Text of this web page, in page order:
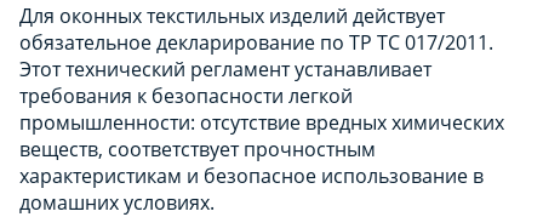
Для оконных текстильных изделий действует
обязательное декларирование по ТР ТС 017/2011.
Этот технический регламент устанавливает
требования к безопасности легкой
промышленности: отсутствие вредных химических
веществ, соответствует прочностным
характеристикам и безопасное использование в
домашних условиях.